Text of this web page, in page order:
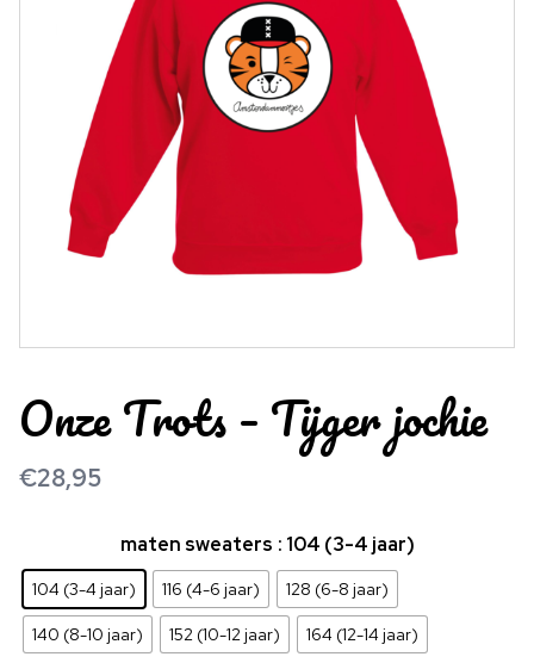
Onze Trots – Tijger jochie
€28,95
maten sweaters : 104 (3-4 jaar)
104 (3-4 jaar) 116 (4-6 jaar) 128 (6-8 jaar)
140 (8-10 jaar) 152 (10-12 jaar) 164 (12-14 jaar)